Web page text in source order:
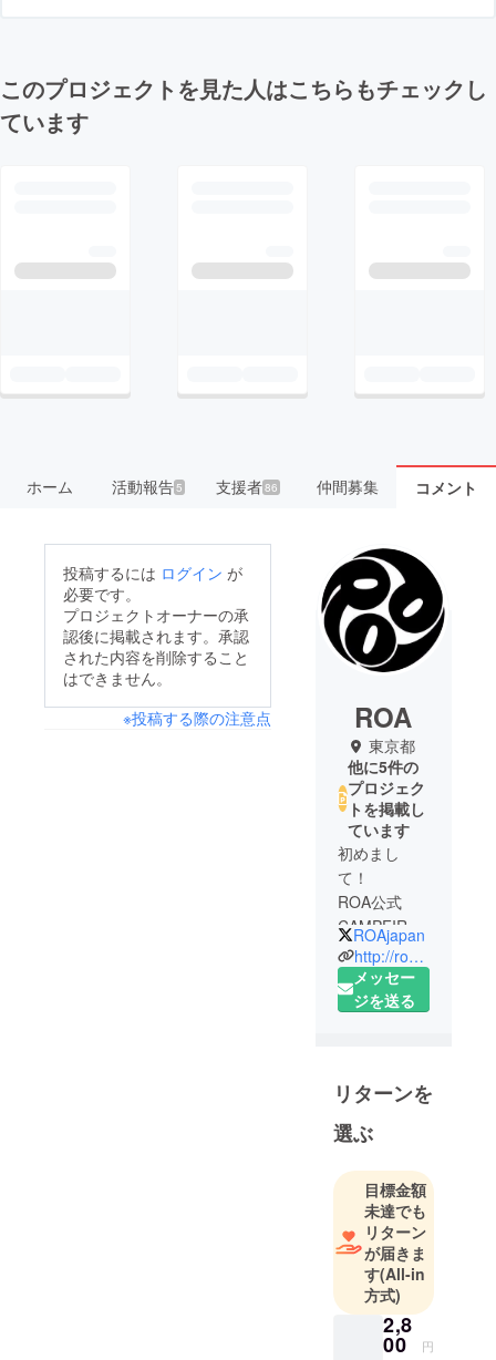
このプロジェクトを見た人はこちらもチェックし
ています
ホーム 活動報告5 支援者86 仲間募集 コメント
投稿するには ログイン が
必要です。
プロジェクトオーナーの承
認後に掲載されます。承認
された内容を削除すること
はできません。
※投稿する際の注意点
ROA
東京都
他に5件の
プロジェク
トを掲載し
ています
初めまし
て！
ROA公式
CAMPFIRE
ページで
す！
ROAjapan
http://roa81.com/
メッセー
ジを送る
リターンを
選ぶ
目標金額
未達でも
リターン
が届きま
す(All-in
方式)
2,8
00 円